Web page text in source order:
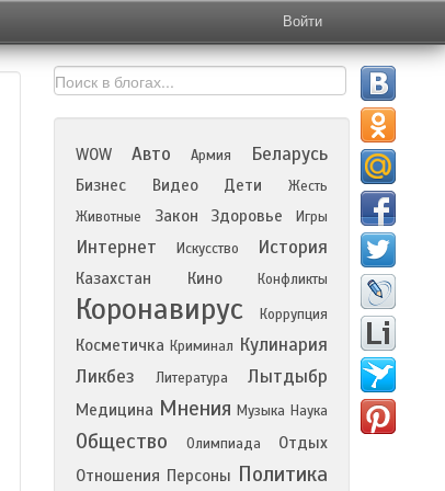
Войти
WOW Авто Армия Беларусь
Бизнес Видео Дети
Жесть
Животные
Закон Здоровье Игры
Интернет Искусство История
Казахстан Кино Конфликты
Коронавирус Коррупция
Косметичка Криминал Кулинария
Ликбез
Литература Лытдыбр
Медицина Мнения Музыка Наука
Общество Олимпиада
Отдых
Отношения Персоны Политика